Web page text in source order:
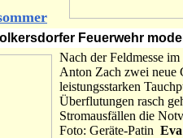
Feuerwehr
Nach der Feldmesse
Anton Zach zwei neue
leistungsstarken
Überflutungen rasch
Stromausfällen die
Foto: Geräte-Patin